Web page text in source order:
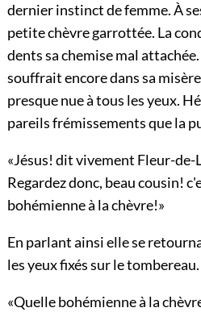
dernier instinct de femme. À
petite chèvre garrottée. La
dents sa chemise mal
souffrait encore dans sa
presque nue à tous les yeux.
pareils frémissements que la
«Jésus! dit vivement Fleur-de-
Regardez donc, beau cousin!
bohémienne à la chèvre!»
En parlant ainsi elle se
les yeux fixés sur le
«Quelle bohémienne à la